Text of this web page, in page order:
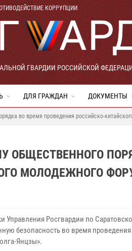
КОРРУПЦИИ
ГВАРДИИ РОССИЙСКОЙ
ДЛЯ ГРАЖДАН ДОКУМЕНТЫ
во время проведения российско-
ОБЩЕСТВЕННОГО
МОЛОДЕЖНОГО
Управления Росгвардии по
безопасность во время
Янцзы».